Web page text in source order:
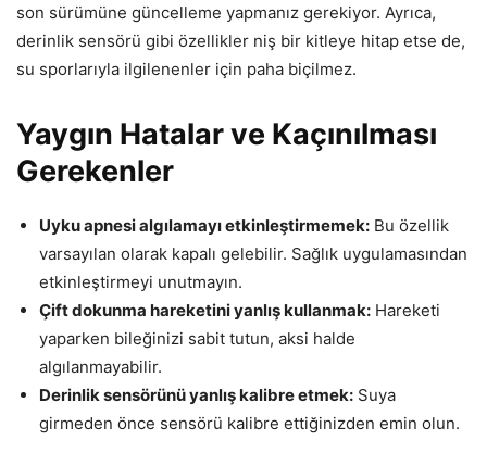
son sürümüne güncelleme yapmanız gerekiyor. Ayrıca,
derinlik sensörü gibi özellikler niş bir kitleye hitap etse de,
su sporlarıyla ilgilenenler için paha biçilmez.
Yaygın Hatalar ve Kaçınılması
Gerekenler
Uyku apnesi algılamayı etkinleştirmemek: Bu özellik
varsayılan olarak kapalı gelebilir. Sağlık uygulamasından
etkinleştirmeyi unutmayın.
Çift dokunma hareketini yanlış kullanmak: Hareketi
yaparken bileğinizi sabit tutun, aksi halde
algılanmayabilir.
Derinlik sensörünü yanlış kalibre etmek: Suya
girmeden önce sensörü kalibre ettiğinizden emin olun.